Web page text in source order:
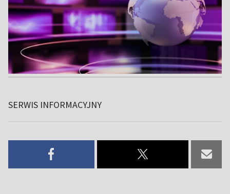
SERWIS INFORMACYJNY